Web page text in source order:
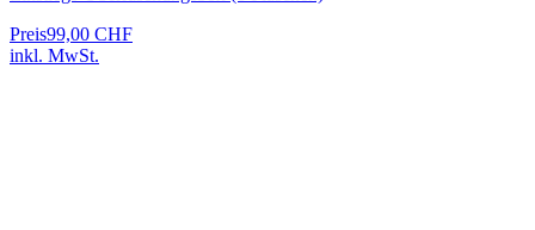
Preis99,00 CHF
inkl. MwSt.